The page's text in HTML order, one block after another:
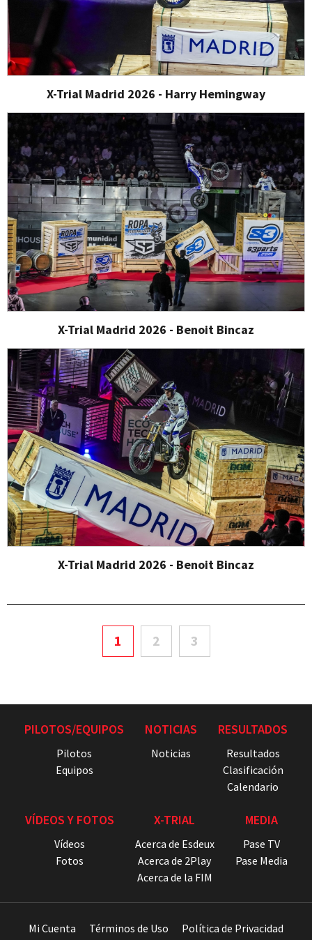
X-Trial Madrid 2026 - Harry Hemingway
X-Trial Madrid 2026 - Benoit Bincaz
X-Trial Madrid 2026 - Benoit Bincaz
1 2 3
PILOTOS/EQUIPOS
Pilotos
Equipos
NOTICIAS
Noticias
RESULTADOS
Resultados
Clasificación
Calendario
VÍDEOS Y FOTOS
Vídeos
Fotos
X-TRIAL
Acerca de Esdeux
Acerca de 2Play
Acerca de la FIM
MEDIA
Pase TV
Pase Media
Mi Cuenta Términos de Uso Política de Privacidad